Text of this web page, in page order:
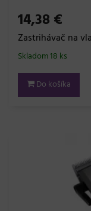
14,38 €
Zastrihávač na
Skladom 18 ks
Do košíka